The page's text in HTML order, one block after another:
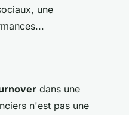
une
dans une
n'est pas une